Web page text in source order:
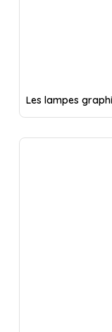
Les lampes